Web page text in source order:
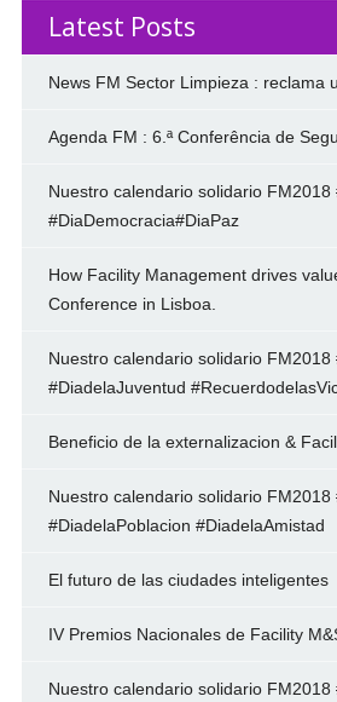
Latest Posts
News FM Sector Limpieza : reclama
Agenda FM : 6.ª Conferência de
Nuestro calendario solidario FM2018
#DiaDemocracia#DiaPaz
How Facility Management drives
Conference in Lisboa.
Nuestro calendario solidario FM2018
#DiadelaJuventud
Beneficio de la externalizacion &
Nuestro calendario solidario FM2018
#DiadelaPoblacion #DiadelaAmistad
El futuro de las ciudades inteligentes
IV Premios Nacionales de Facility
Nuestro calendario solidario FM2018